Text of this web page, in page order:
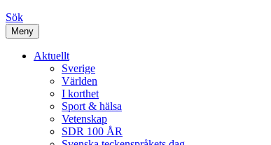
Sök
Meny
Aktuellt
Sverige
Världen
I korthet
Sport & hälsa
Vetenskap
SDR 100 ÅR